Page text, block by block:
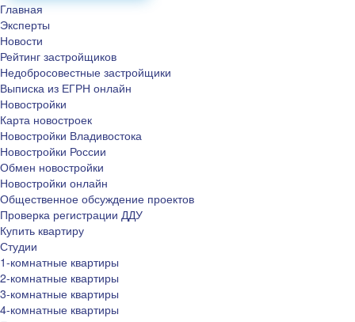
Главная
Эксперты
Новости
Рейтинг застройщиков
Недобросовестные застройщики
Выписка из ЕГРН онлайн
Новостройки
Карта новостроек
Новостройки Владивостока
Новостройки России
Обмен новостройки
Новостройки онлайн
Общественное обсуждение проектов
Проверка регистрации ДДУ
Купить квартиру
Студии
1-комнатные квартиры
2-комнатные квартиры
3-комнатные квартиры
4-комнатные квартиры